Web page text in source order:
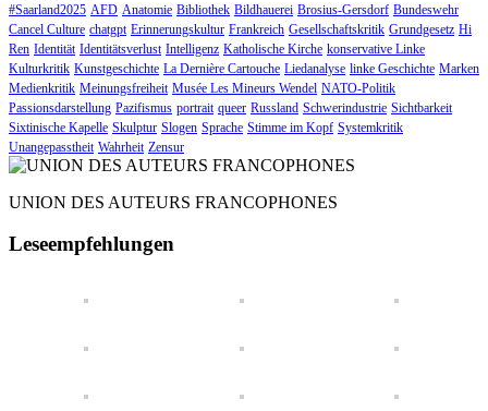
#Saarland2025 AFD Anatomie Bibliothek Bildhauerei Brosius-Gersdorf Bundeswehr
Cancel Culture chatgpt Erinnerungskultur Frankreich Gesellschaftskritik Grundgesetz Hi
Ren Identität Identitätsverlust Intelligenz Katholische Kirche konservative Linke
Kulturkritik Kunstgeschichte La Dernière Cartouche Liedanalyse linke Geschichte Marken
Medienkritik Meinungsfreiheit Musée Les Mineurs Wendel NATO-Politik
Passionsdarstellung Pazifismus portrait queer Russland Schwerindustrie Sichtbarkeit
Sixtinische Kapelle Skulptur Slogen Sprache Stimme im Kopf Systemkritik
Unangepasstheit Wahrheit Zensur
UNION DES AUTEURS FRANCOPHONES
Leseempfehlungen